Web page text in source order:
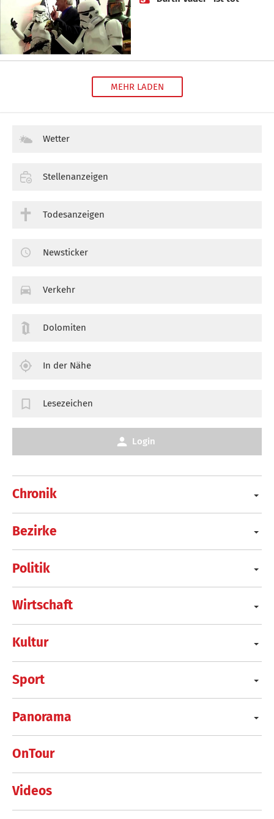
MEHR LADEN
Chronik
Bezirke
Politik
Wirtschaft
Kultur
Sport
Panorama
OnTour
Videos
Wetter
Stellenanzeigen
Todesanzeigen
Newsticker
Verkehr
Dolomiten
In der Nähe
Lesezeichen
Login